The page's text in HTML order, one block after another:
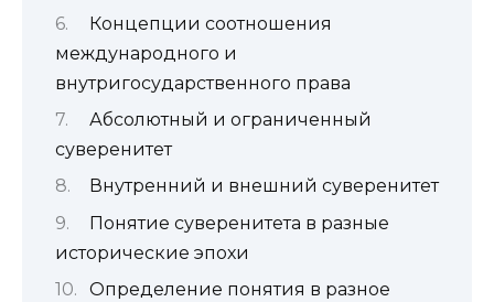
Концепции соотношения
международного и
внутригосударственного права
Абсолютный и ограниченный
суверенитет
Внутренний и внешний суверенитет
Понятие суверенитета в разные
исторические эпохи
Определение понятия в разное